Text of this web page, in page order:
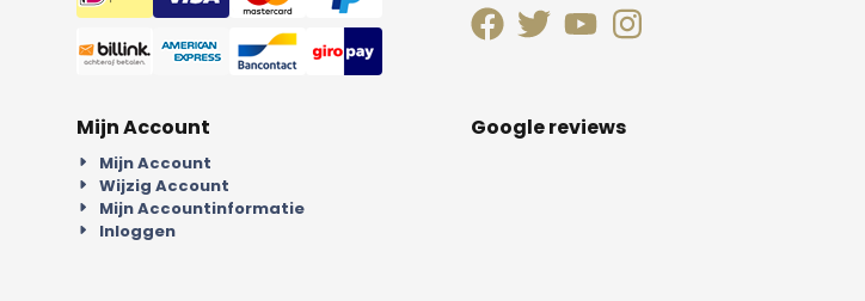
Mijn Account
Mijn Account
Wijzig Account
Mijn Accountinformatie
Inloggen
Google reviews